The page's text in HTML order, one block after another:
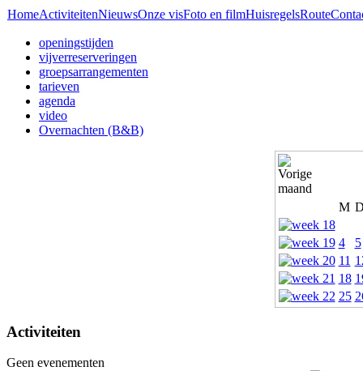
HomeActiviteitenNieuwsOnze visFoto en filmHuisregelsRoute
openingstijden
vijverreserveringen
groepsarrangementen
tarieven
agenda
video
Overnachten (B&B)
M
4
5
11
18
25
Activiteiten
Geen evenementen